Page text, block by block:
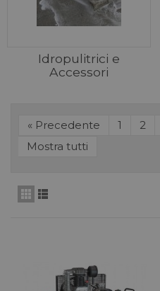
Idropulitrici e
Accessori
« Precedente 1 2
Mostra tutti